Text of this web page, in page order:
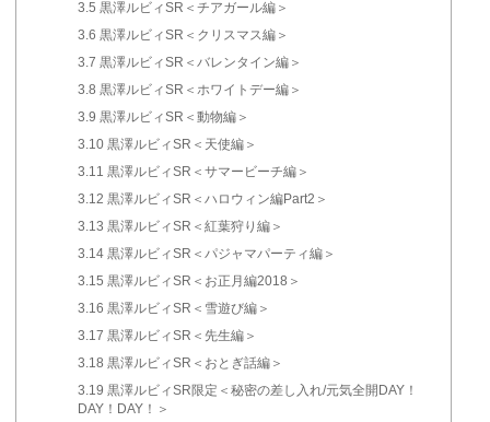
3.5 黒澤ルビィSR＜チアガール編＞
3.6 黒澤ルビィSR＜クリスマス編＞
3.7 黒澤ルビィSR＜バレンタイン編＞
3.8 黒澤ルビィSR＜ホワイトデー編＞
3.9 黒澤ルビィSR＜動物編＞
3.10黒澤ルビィSR＜天使編＞
3.11 黒澤ルビィSR＜サマービーチ編＞
3.12 黒澤ルビィSR＜ハロウィン編Part2＞
3.13 黒澤ルビィSR＜紅葉狩り編＞
3.14黒澤ルビィSR＜パジャマパーティ編＞
3.15 黒澤ルビィSR＜お正月編2018＞
3.16 黒澤ルビィSR＜雪遊び編＞
3.17 黒澤ルビィSR＜先生編＞
3.18 黒澤ルビィSR＜おとぎ話編＞
3.19 黒澤ルビィSR限定＜秘密の差し入れ/元気全開DAY！
DAY！DAY！＞